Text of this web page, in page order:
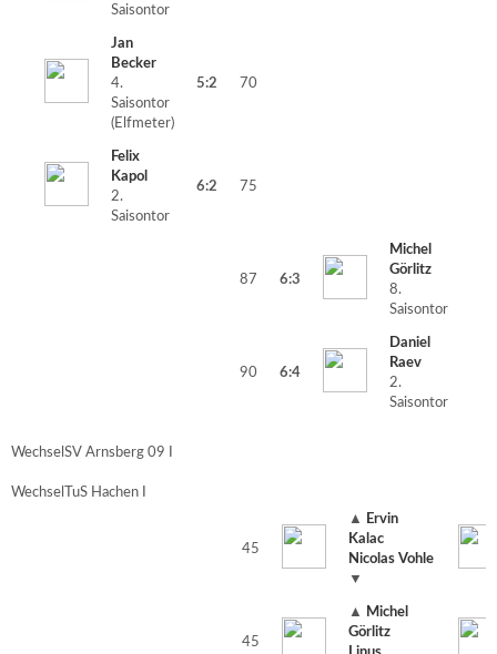
Saisontor
Jan
Becker
4.
Saisontor
(Elfmeter)
5:2 70
Felix
Kapol
2.
Saisontor
6:2 75
87 6:3
Michel
Görlitz
8.
Saisontor
90 6:4
Daniel
Raev
2.
Saisontor
Wechsel SV Arnsberg 09 I
Wechsel TuS Hachen I
45
▲
Ervin
Kalac
Nicolas Vohle
▼
45
▲
Michel
Görlitz